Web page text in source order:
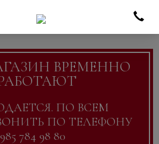
ВРЕМЕННО
ПО ВСЕМ
ПО ТЕЛЕФОНУ
784 98 80